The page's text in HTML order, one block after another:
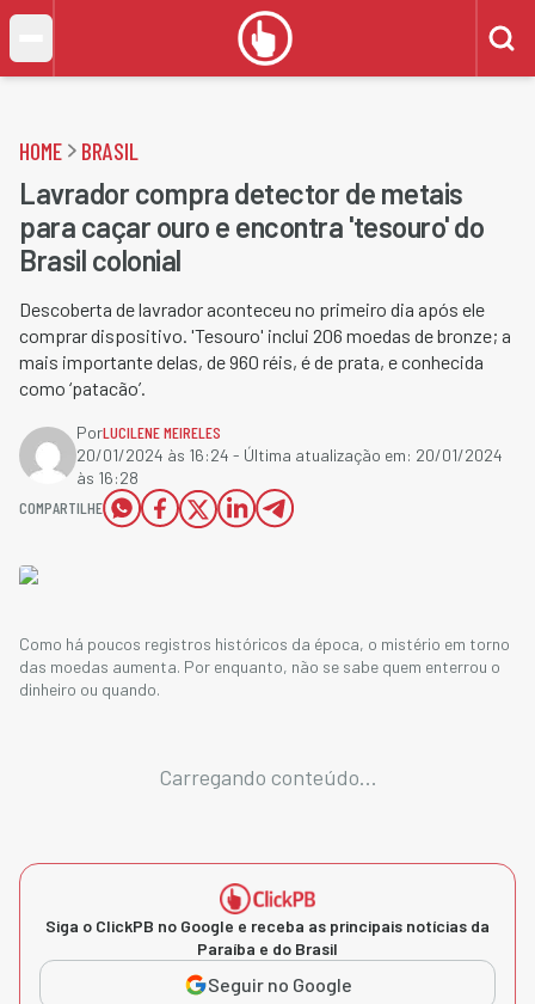
HOME BRASIL
Lavrador compra detector de metais
para caçar ouro e encontra 'tesouro' do
Brasil colonial
Descoberta de lavrador aconteceu no primeiro dia após ele
comprar dispositivo. 'Tesouro' inclui 206 moedas de bronze; a
mais importante delas, de 960 réis, é de prata, e conhecida
como ‘patacão’.
PorLUCILENE MEIRELES
20/01/2024 às 16:24 - Última atualização em: 20/01/2024
às 16:28
COMPARTILHE
Como há poucos registros históricos da época, o mistério em torno
das moedas aumenta. Por enquanto, não se sabe quem enterrou o
dinheiro ou quando.
Carregando conteúdo...
Siga o ClickPB no Google e receba as principais notícias da
Paraíba e do Brasil
Seguir no Google